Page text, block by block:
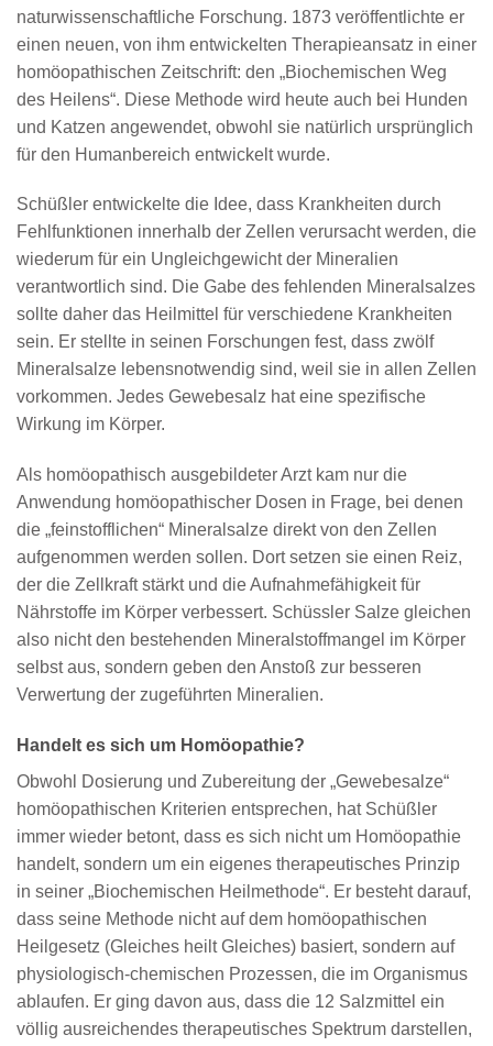
naturwissenschaftliche Forschung. 1873 veröffentlichte er
einen neuen, von ihm entwickelten Therapieansatz in einer
homöopathischen Zeitschrift: den „Biochemischen Weg
des Heilens“. Diese Methode wird heute auch bei Hunden
und Katzen angewendet, obwohl sie natürlich ursprünglich
für den Humanbereich entwickelt wurde.
Schüßler entwickelte die Idee, dass Krankheiten durch
Fehlfunktionen innerhalb der Zellen verursacht werden, die
wiederum für ein Ungleichgewicht der Mineralien
verantwortlich sind. Die Gabe des fehlenden Mineralsalzes
sollte daher das Heilmittel für verschiedene Krankheiten
sein. Er stellte in seinen Forschungen fest, dass zwölf
Mineralsalze lebensnotwendig sind, weil sie in allen Zellen
vorkommen. Jedes Gewebesalz hat eine spezifische
Wirkung im Körper.
Als homöopathisch ausgebildeter Arzt kam nur die
Anwendung homöopathischer Dosen in Frage, bei denen
die „feinstofflichen“ Mineralsalze direkt von den Zellen
aufgenommen werden sollen. Dort setzen sie einen Reiz,
der die Zellkraft stärkt und die Aufnahmefähigkeit für
Nährstoffe im Körper verbessert. Schüssler Salze gleichen
also nicht den bestehenden Mineralstoffmangel im Körper
selbst aus, sondern geben den Anstoß zur besseren
Verwertung der zugeführten Mineralien.
Handelt es sich um Homöopathie?
Obwohl Dosierung und Zubereitung der „Gewebesalze“
homöopathischen Kriterien entsprechen, hat Schüßler
immer wieder betont, dass es sich nicht um Homöopathie
handelt, sondern um ein eigenes therapeutisches Prinzip
in seiner „Biochemischen Heilmethode“. Er besteht darauf,
dass seine Methode nicht auf dem homöopathischen
Heilgesetz (Gleiches heilt Gleiches) basiert, sondern auf
physiologisch-chemischen Prozessen, die im Organismus
ablaufen. Er ging davon aus, dass die 12 Salzmittel ein
völlig ausreichendes therapeutisches Spektrum darstellen,